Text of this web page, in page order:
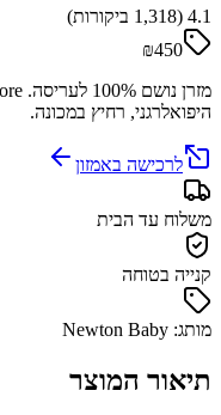
4.1
(
1,318 ביקורות)
₪450
היפואלרגני, רחיץ במכונה.
לרכישה באמזון
משלוח עד הבית
קנייה בטוחה
מותג: Newton Baby
תיאור המוצר